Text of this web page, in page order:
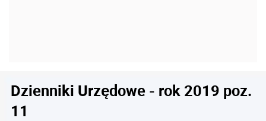
Dzienniki Urzędowe - rok 2019 poz.
11